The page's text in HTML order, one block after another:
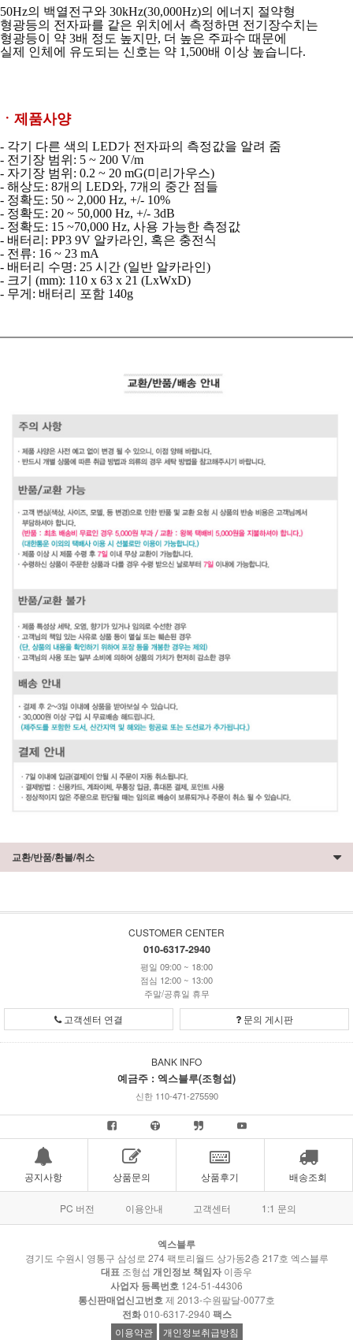
50Hz의 백열전구와 30kHz(30,000Hz)의 에너지 절약형
형광등의 전자파를 같은 위치에서 측정하면 전기장수치는
형광등이 약 3배 정도 높지만, 더 높은 주파수 때문에
실제 인체에 유도되는 신호는 약 1,500배 이상 높습니다.
ㆍ제품사양
- 각기 다른 색의 LED가 전자파의 측정값을 알려 줌
- 전기장 범위: 5 ~ 200 V/m
- 자기장 범위: 0.2 ~ 20 mG(미리가우스)
- 해상도: 8개의 LED와, 7개의 중간 점들
- 정확도: 50 ~ 2,000 Hz, +/- 10%
- 정확도: 20 ~ 50,000 Hz, +/- 3dB
- 정확도: 15 ~70,000 Hz, 사용 가능한 측정값
- 배터리: PP3 9V 알카라인, 혹은 충전식
- 전류: 16 ~ 23 mA
- 배터리 수명: 25 시간 (일반 알카라인)
- 크기 (mm): 110 x 63 x 21 (LxWxD)
- 무게: 배터리 포함 140g
교환/반품/환불/취소
CUSTOMER CENTER
010-6317-2940
평일 09:00 ~ 18:00
점심 12:00 ~ 13:00
주말/공휴일 휴무
고객센터 연결 문의 게시판
BANK INFO
예금주 : 엑스블루(조형섭)
신한 110-471-275590
공지사항 상품문의 상품후기 배송조회
PC 버전 이용안내 고객센터 1:1 문의
엑스블루
경기도 수원시 영통구 삼성로 274 팩토리월드 상가동2층 217호 엑스블루
대표 조형섭 개인정보 책임자 이종우
사업자 등록번호 124-51-44306
통신판매업신고번호제 2013-수원팔달-0077호
전화010-6317-2940 팩스
이용약관 개인정보취급방침